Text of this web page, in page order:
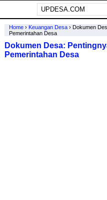
Home› Keuangan Desa› Dokumen
Pemerintahan Desa
Dokumen Desa:
Pemerintahan Desa